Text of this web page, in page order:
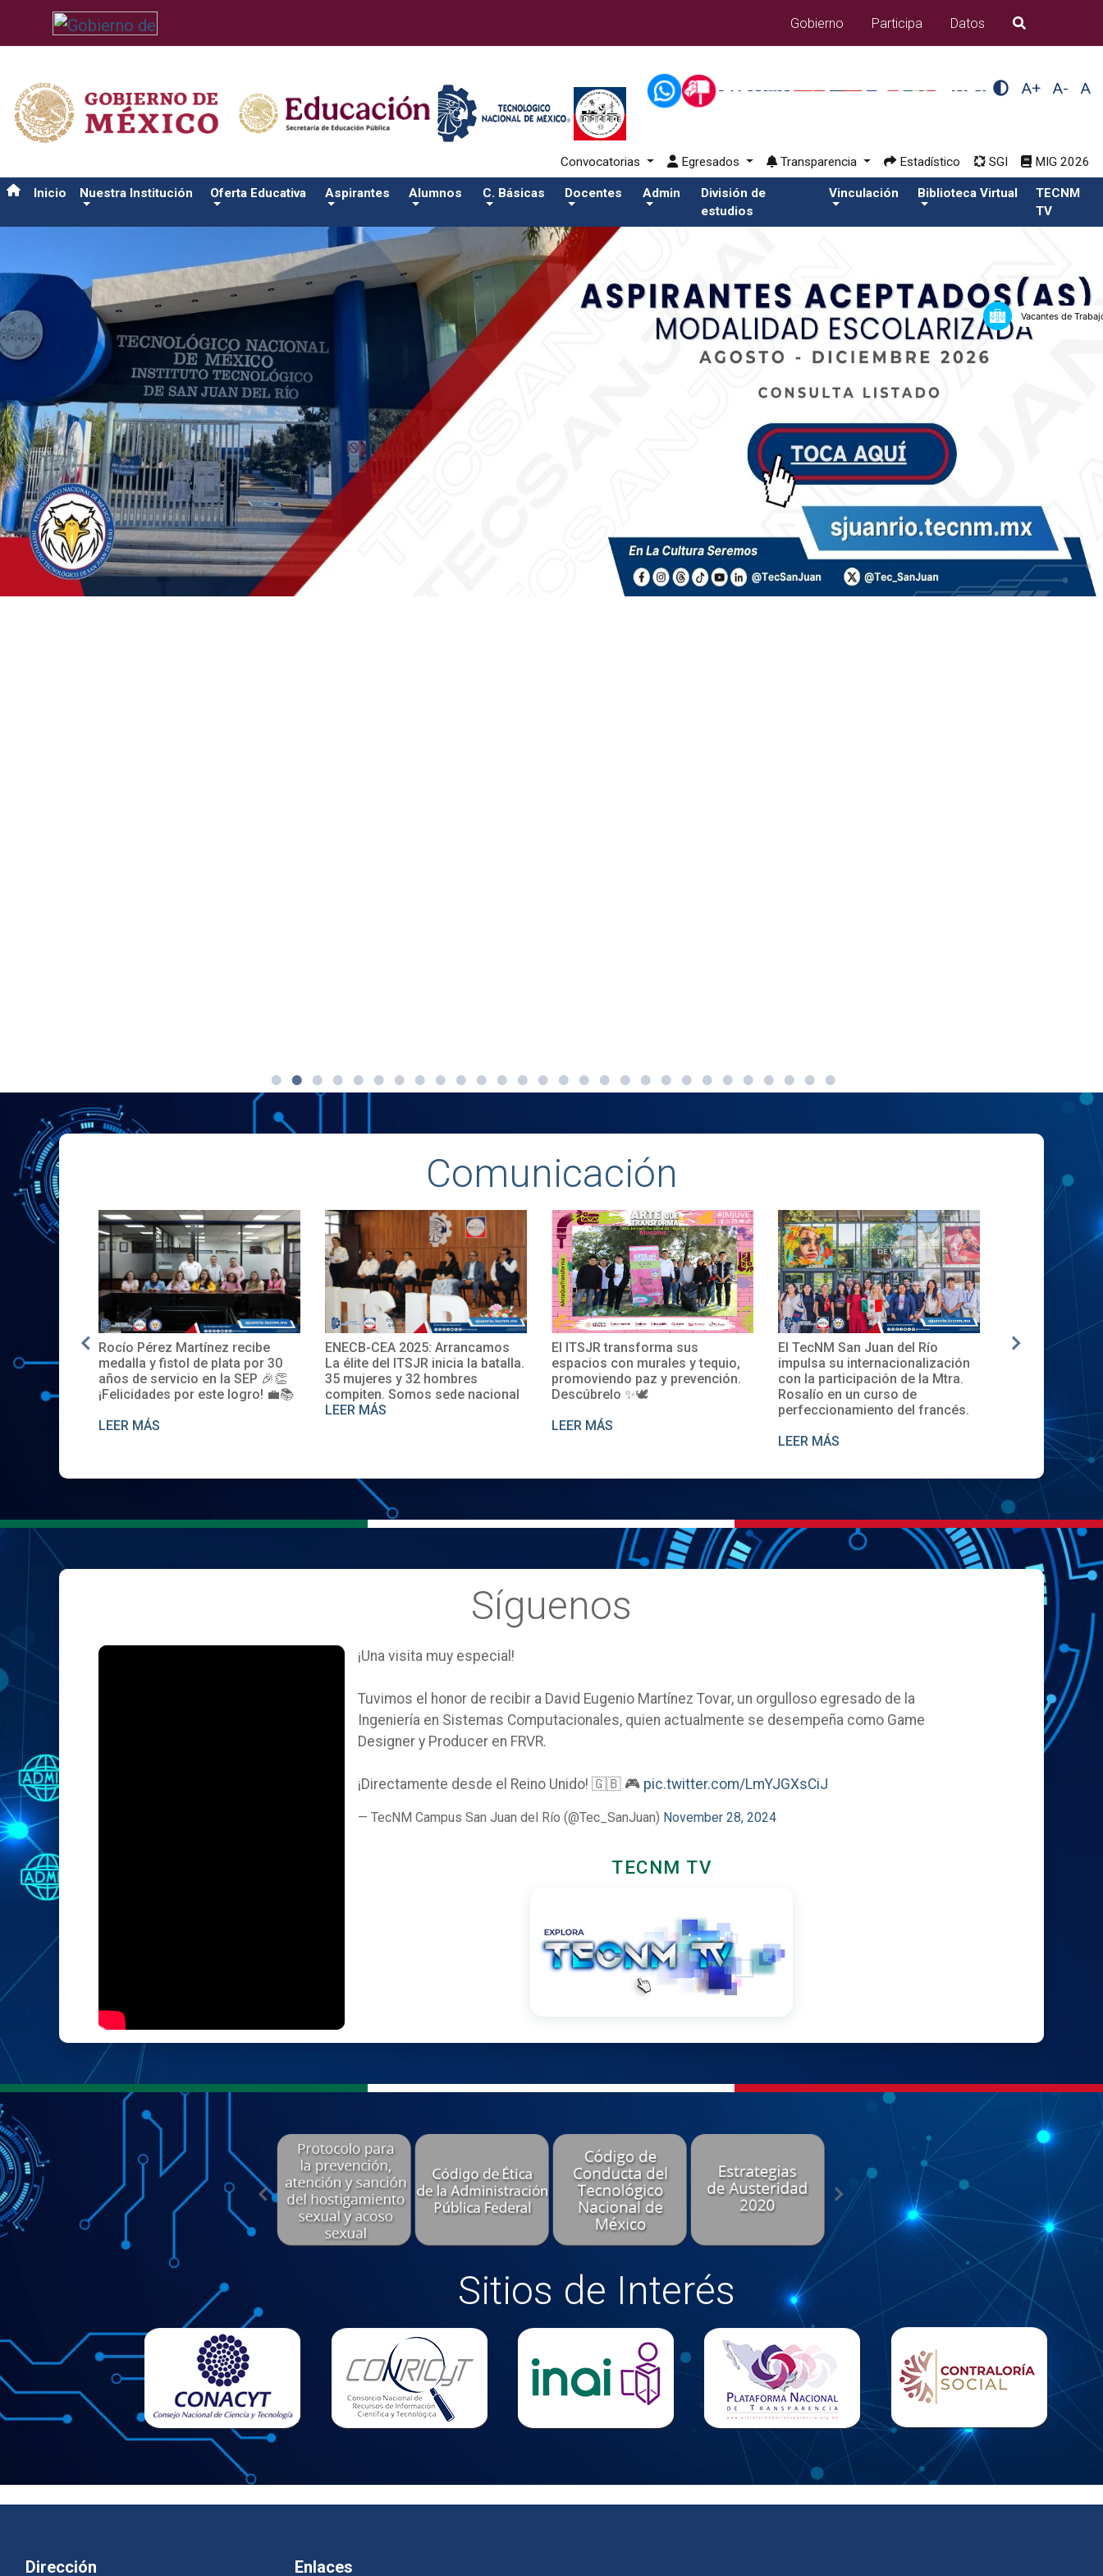
/usr/bin/ruby /www/wwwroot/sjuanrio.tecnm.mx/api/article.rb 42-aspirantes/pdfSalida del comando:
Gobierno
Participa Datos B�squeda
A+ A- A
Convocatorias Egresados Transparencia Estadístico SGI MIG 2026
Inicio Nuestra Institución Oferta Educativa Aspirantes Alumnos C. Básicas Docentes Admin
División de
estudios
Vinculación Biblioteca Virtual
TECNM
TV
Comunicación
Pérez Martínez recibe
y fistol de plata por 30
servicio en la SEP 🎉👏
por este logro! 💼📚
ENECB-CEA 2025: Arrancamos
La élite del ITSJR inicia la batalla.
35 mujeres y 32 hombres
compiten. Somos sede nacional
El ITSJR transforma sus
espacios con murales y tequio,
promoviendo paz y prevención.
Descúbrelo ✨🕊
El TecNM San Juan del Río
impulsa su internacionalización
con la participación de la Mtra.
Rosalío en un curso de
perfeccionamiento del francés.
✨🎓Toma de Protesta del Comité
Local del XXXII ENECB-CEA 2025
en el TecNM San Juan del Río
LEER MÁS
Síguenos
¡Una visita muy especial!
Tuvimos el honor de recibir a David Eugenio Martínez Tovar, un orgulloso egresado de la
Ingeniería en Sistemas Computacionales, quien actualmente se desempeña como Game
Designer y Producer en FRVR.
¡Directamente desde el Reino Unido! 🇬🇧 🎮 pic.twitter.com/LmYJGXsCiJ
— TecNM Campus San Juan del Río (@Tec_SanJuan) November 28, 2024
TECNM TV
Sitios de Interés
Dirección Enlaces